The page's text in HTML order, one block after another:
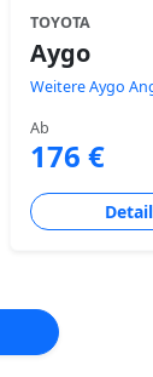
TOYOTA
Aygo
Weitere Aygo
Ab
176 €